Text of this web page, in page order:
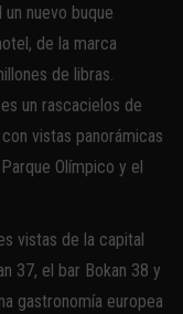
nuevo buque
de la marca
de libras.
un rascacielos de
vistas panorámicas
Olímpico y el
vistas de la capital
37, el bar Bokan 38 y
gastronomía europea